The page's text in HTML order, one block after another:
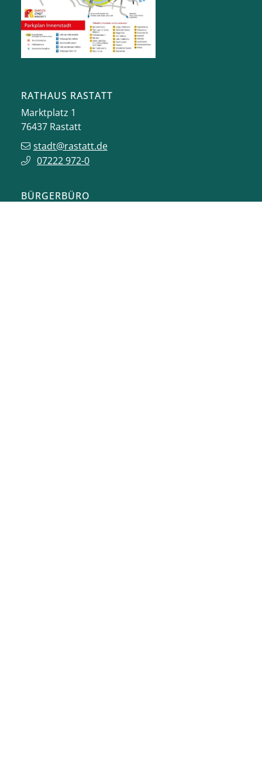
RATHAUS RASTATT
Marktplatz 1
76437 Rastatt
stadt@rastatt.de
07222 972-0
BÜRGERBÜRO